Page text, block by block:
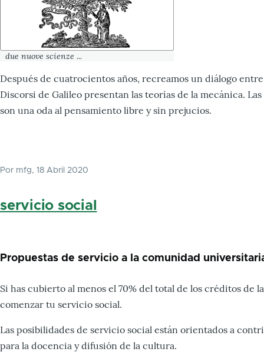
due nuove scienze ...
Después de cuatrocientos años, recreamos un diálogo
Discorsi de Galileo presentan las teorías de la mecánica.
son una oda al pensamiento libre y sin prejucios.
Por mfg, 18 Abril 2020
servicio social
Propuestas de servicio a la comunidad
Si has cubierto al menos el 70% del total de los créditos de
comenzar tu servicio social.
Las posibilidades de servicio social están orientados a
para la docencia y difusión de la cultura.